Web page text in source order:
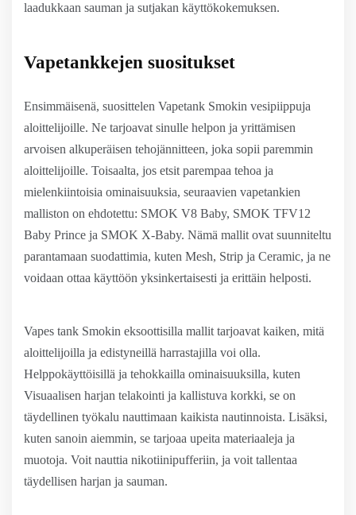
laadukkaan sauman ja sutjakan käyttökokemuksen.
Vapetankkejen suositukset
Ensimmäisenä, suosittelen Vapetank Smokin vesipiippuja
aloittelijoille. Ne tarjoavat sinulle helpon ja yrittämisen
arvoisen alkuperäisen tehojännitteen, joka sopii paremmin
aloittelijoille. Toisaalta, jos etsit parempaa tehoa ja
mielenkiintoisia ominaisuuksia, seuraavien vapetankien
malliston on ehdotettu: SMOK V8 Baby, SMOK TFV12
Baby Prince ja SMOK X-Baby. Nämä mallit ovat suunniteltu
parantamaan suodattimia, kuten Mesh, Strip ja Ceramic, ja ne
voidaan ottaa käyttöön yksinkertaisesti ja erittäin helposti.
Vapes tank Smokin eksoottisilla mallit tarjoavat kaiken, mitä
aloittelijoilla ja edistyneillä harrastajilla voi olla.
Helppokäyttöisillä ja tehokkailla ominaisuuksilla, kuten
Visuaalisen harjan telakointi ja kallistuva korkki, se on
täydellinen työkalu nauttimaan kaikista nautinnoista. Lisäksi,
kuten sanoin aiemmin, se tarjoaa upeita materiaaleja ja
muotoja. Voit nauttia nikotiinipufferiin, ja voit tallentaa
täydellisen harjan ja sauman.